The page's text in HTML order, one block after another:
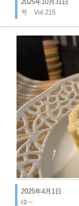
2025年10月31日
号 Vol.215
2025年4月1日
ゆ～